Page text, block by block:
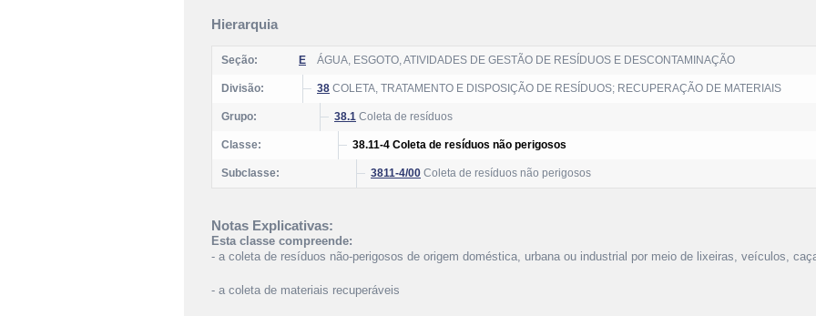
Hierarquia
Seção: E ÁGUA, ESGOTO, ATIVIDADES DE GESTÃO DE RESÍDUOS E DESCONTAMINAÇÃO
Divisão: 38 COLETA, TRATAMENTO E DISPOSIÇÃO DE RESÍDUOS; RECUPERAÇÃO DE MATERIAIS
Grupo: 38.1 Coleta de resíduos
Classe: 38.11-4 Coleta de resíduos não perigosos
Subclasse: 3811-4/00 Coleta de resíduos não perigosos
Notas Explicativas:
Esta classe compreende:
- a coleta de resíduos não-perigosos de origem doméstica, urbana ou industrial por meio de lixeiras, veículos,
- a coleta de materiais recuperáveis